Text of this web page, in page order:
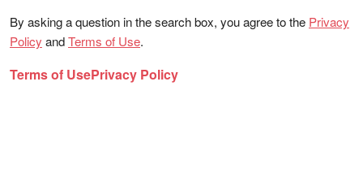
By asking a question in the search box, you agree to the Privacy
Policy andTerms of Use.
Terms of UsePrivacy Policy